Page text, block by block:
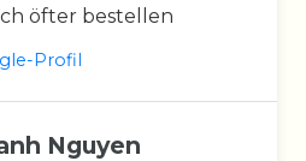
öfter bestellen
Profil
Nguyen